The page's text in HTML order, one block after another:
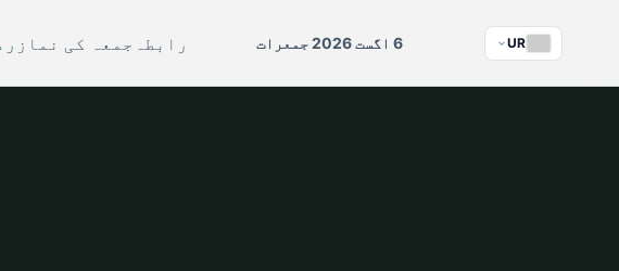
جمعہ کی نماز رابطہ 6 اگست 2026 جمعرات UR